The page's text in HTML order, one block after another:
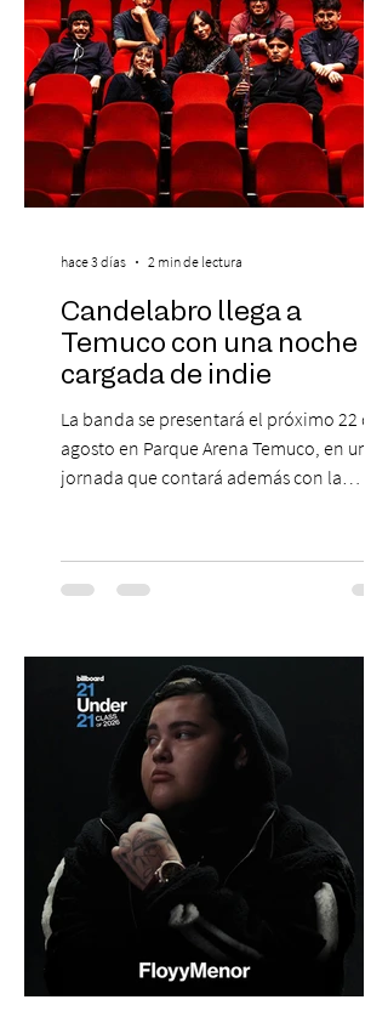
Candelabro llega a
Temuco con una noche
cargada de indie
La banda se presentará el próximo 22 de
agosto en Parque Arena Temuco, en una
jornada que contará además con la
agosto, el Parque Arena Temuco será
escenario de una noche dedicada al indie
banda que llegará a la capital de La
Araucanía para ofrecer un show cargado
de energía, guitarras y canciones que han
marcado su breve pero exitosa trayectoria.
hace 3 días 2 min de lectura